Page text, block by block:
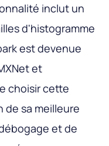
inclut un
d'histogramme
est devenue
et
choisir cette
de sa meilleure
et de